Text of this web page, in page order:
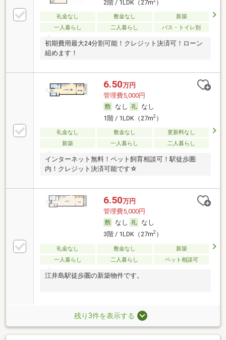
2階 / 1LDK（27m ）
礼金なし 敷金なし
新築
一人暮らし
二人暮らし バス・トイレ別
初期費用最大24分割可能！クレジット決済可！ローン
組めます！
6.50万円
管理費5,000円
なし
なし
1階 / 1LDK（27m2）
礼金なし 敷金なし
更新料なし
新築
一人暮らし 二人暮らし
インターネット無料！ペット飼育相談可！駅徒歩圏
内！クレジット決済可能です☆
6.50万円
管理費5,000円
なし
なし
3階 / 1LDK（27m2）
礼金なし 敷金なし
新築
一人暮らし
二人暮らし ペット相談可
江井島駅徒歩圏の新築物件です。
残り3件を表示する